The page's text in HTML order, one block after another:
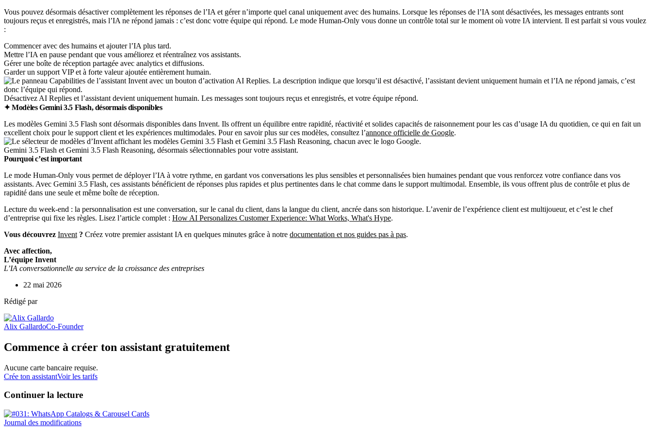
Vous pouvez désormais désactiver complètement les réponses de l’IA et gérer n’importe quel canal uniquement avec des humains. Lorsque les réponses de l’IA sont désactivées, les messages entrants sont
toujours reçus et enregistrés, mais l’IA ne répond jamais : c’est donc votre équipe qui répond. Le mode Human-Only vous donne un contrôle total sur le moment où votre IA intervient. Il est parfait si vous voulez
:
Commencer avec des humains et ajouter l’IA plus tard.
Mettre l’IA en pause pendant que vous améliorez et réentraînez vos assistants.
Gérer une boîte de réception partagée avec analytics et diffusions.
Garder un support VIP et à forte valeur ajoutée entièrement humain.
Désactivez AI Replies et l’assistant devient uniquement humain. Les messages sont toujours reçus et enregistrés, et votre équipe répond.
✦ Modèles Gemini 3.5 Flash, désormais disponibles
Les modèles Gemini 3.5 Flash sont désormais disponibles dans Invent. Ils offrent un équilibre entre rapidité, réactivité et solides capacités de raisonnement pour les cas d’usage IA du quotidien, ce qui en fait un
excellent choix pour le support client et les expériences multimodales. Pour en savoir plus sur ces modèles, consultez l’annonce officielle de Google.
Gemini 3.5 Flash et Gemini 3.5 Flash Reasoning, désormais sélectionnables pour votre assistant.
Pourquoi c’est important
Le mode Human-Only vous permet de déployer l’IA à votre rythme, en gardant vos conversations les plus sensibles et personnalisées bien humaines pendant que vous renforcez votre confiance dans vos
assistants. Avec Gemini 3.5 Flash, ces assistants bénéficient de réponses plus rapides et plus pertinentes dans le chat comme dans le support multimodal. Ensemble, ils vous offrent plus de contrôle et plus de
rapidité dans une seule et même boîte de réception.
Lecture du week-end : la personnalisation est une conversation, sur le canal du client, dans la langue du client, ancrée dans son historique. L’avenir de l’expérience client est multijoueur, et c’est le chef
d’entreprise qui fixe les règles. Lisez l’article complet : How AI Personalizes Customer Experience: What Works, What's Hype.
Vous découvrez Invent ? Créez votre premier assistant IA en quelques minutes grâce à notre documentation et nos guides pas à pas.
Avec affection,
L’équipe Invent
L’IA conversationnelle au service de la croissance des entreprises
22 mai 2026
Rédigé par
Alix GallardoCo-Founder
Commence à créer ton assistant gratuitement
Aucune carte bancaire requise.
Crée ton assistantVoir les tarifs
Continuer la lecture
Journal des modifications